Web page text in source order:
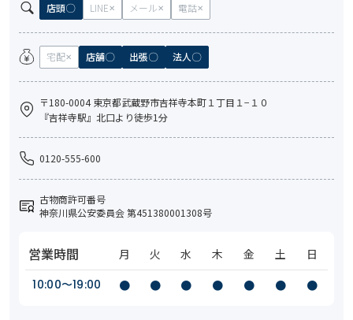
店頭 LINE メール 電話
宅配 店舗 出張 法人
〒180-0004 東京都武蔵野市吉祥寺本町１丁目１−１０
『吉祥寺駅』北口より徒歩1分
0120-555-600
古物商許可番号
神奈川県公安委員会 第451380001308号
営業時間 月 火 水 木 金 土
日
10:00〜19:00
● ● ● ● ● ● ●